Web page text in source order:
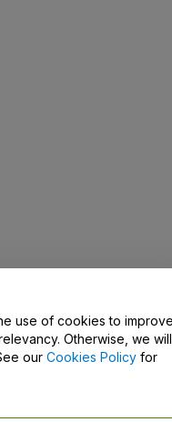
use of cookies to
Otherwise, we will
our Cookies Policy for